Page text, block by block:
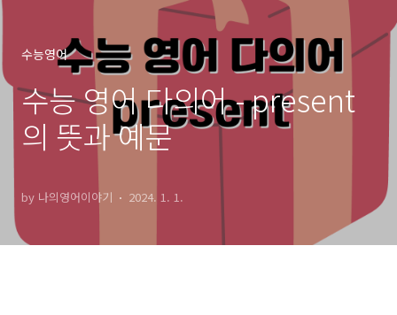
수능영어
수능 영어 다의어 - present
의 뜻과 예문
by 나의영어이야기 2024. 1. 1.